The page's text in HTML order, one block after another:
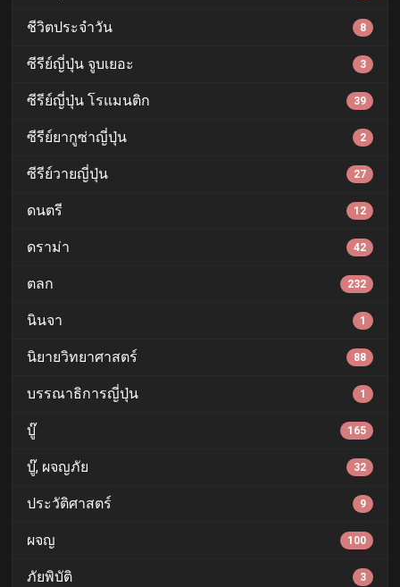
ชีวิตประจำวัน 8
ซีรีย์ญี่ปุ่น จูบเยอะ 3
ซีรีย์ญี่ปุ่น โรแมนติก 39
ซีรีย์ยากูซ่าญี่ปุ่น 2
ซีรีย์วายญี่ปุ่น 27
ดนตรี 12
ดราม่า 42
ตลก 232
นินจา 1
นิยายวิทยาศาสตร์ 88
บรรณาธิการญี่ปุ่น 1
บู๊ 165
บู๊, ผจญภัย 32
ประวัติศาสตร์ 9
ผจญ 100
ภัยพิบัติ 3